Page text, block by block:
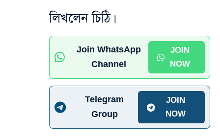
লিখলেন চিঠি।
Join WhatsApp
Channel
JOIN
NOW
Telegram
Group
JOIN
NOW